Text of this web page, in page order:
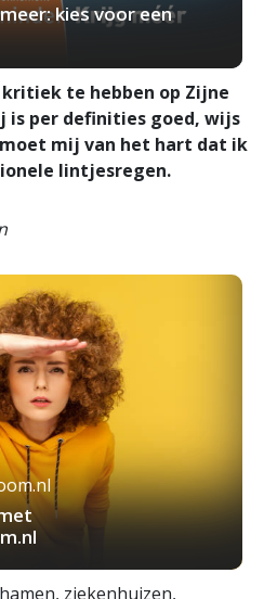
kies voor een
te hebben op Zijne
is per definities goed, wijs
moet mij van het hart dat ik
lintjesregen.
ziekenhuizen,